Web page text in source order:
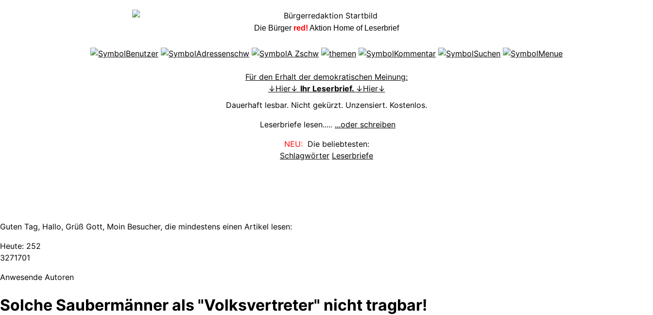
Die Bürger red! Aktion Home of Leserbrief
Für den Erhalt der demokratischen Meinung:
↓Hier↓ Ihr Leserbrief. ↓Hier↓
Dauerhaft lesbar. Nicht gekürzt. Unzensiert. Kostenlos.
Leserbriefe lesen..... ...oder schreiben
NEU:Die beliebtesten:
Schlagwörter Leserbriefe
Guten Tag, Hallo, Grüß Gott, Moin Besucher, die mindestens einen Artikel lesen:
Heute: 252
3271701
Anwesende Autoren
Solche Saubermänner als "Volksvertreter" nicht tragbar!